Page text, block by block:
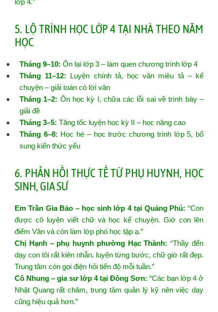
lớp 4.”
5. LỘ TRÌNH HỌC LỚP 4 TẠI NHÀ THEO NĂM
HỌC
Tháng 9–10: Ôn lại lớp 3 – làm quen chương trình lớp 4
Tháng 11–12: Luyện chính tả, học văn miêu tả – kể
chuyện – giải toán có lời văn
Tháng 1–2: Ôn học kỳ I, chữa các lỗi sai về trình bày –
giải đề
Tháng 3–5: Tăng tốc luyện học kỳ II – học nâng cao
Tháng 6–8: Học hè – học trước chương trình lớp 5, bổ
sung kiến thức yếu
6. PHẢN HỒI THỰC TẾ TỪ PHỤ HUYNH, HỌC
SINH, GIA SƯ
Em Trần Gia Bảo – học sinh lớp 4 tại Quảng Phú: “Con
được cô luyện viết chữ và học kể chuyện. Giờ con lên
điểm Văn và còn làm lớp phó học tập ạ.”
Chị Hạnh – phụ huynh phường Hạc Thành: “Thầy đến
dạy con tôi rất kiên nhẫn, luyện từng bước, chữ giờ rất đẹp.
Trung tâm còn gọi điện hỏi tiến độ mỗi tuần.”
Cô Nhung – gia sư lớp 4 tại Đông Sơn: “Các bạn lớp 4 ở
Nhật Quang rất chăm, trung tâm quản lý kỹ nên việc dạy
cũng hiệu quả hơn.”